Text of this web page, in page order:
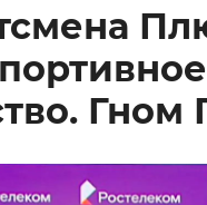
Гном